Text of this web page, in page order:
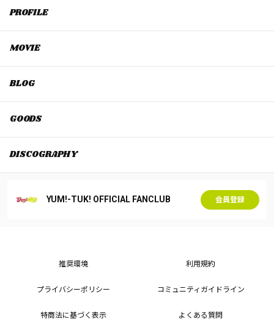
PROFILE
MOVIE
BLOG
GOODS
DISCOGRAPHY
YUM!-TUK! OFFICIAL FANCLUB 会員登録
推奨環境 利用規約
プライバシーポリシー コミュニティガイドライン
特商法に基づく表示 よくある質問